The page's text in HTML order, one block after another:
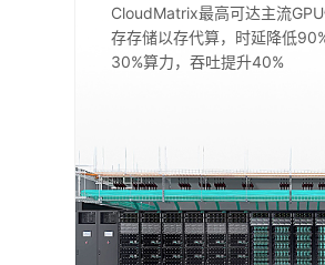
CloudMatrix最高可达主流
存存储以存代算，时延降低
30%算力，吞吐提升40%